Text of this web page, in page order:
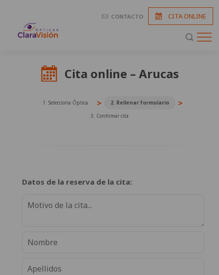
CONTACTO CITA ONLINE
Cita online – Arucas
1. Selecciona Óptica > 2. Rellenar formulario >
3. Confirmar cita
Datos de la reserva de la cita: